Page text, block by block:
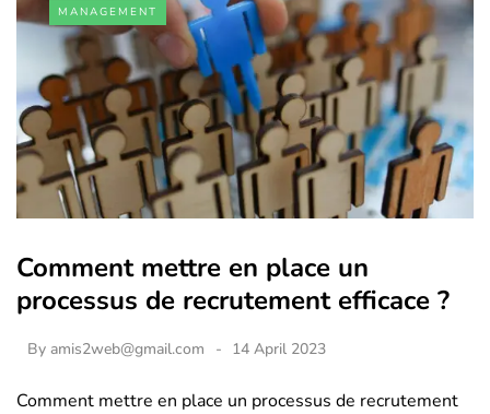
MANAGEMENT
Comment mettre en place un
processus de recrutement efficace ?
By amis2web@gmail.com 14 April 2023
Comment mettre en place un processus de recrutement